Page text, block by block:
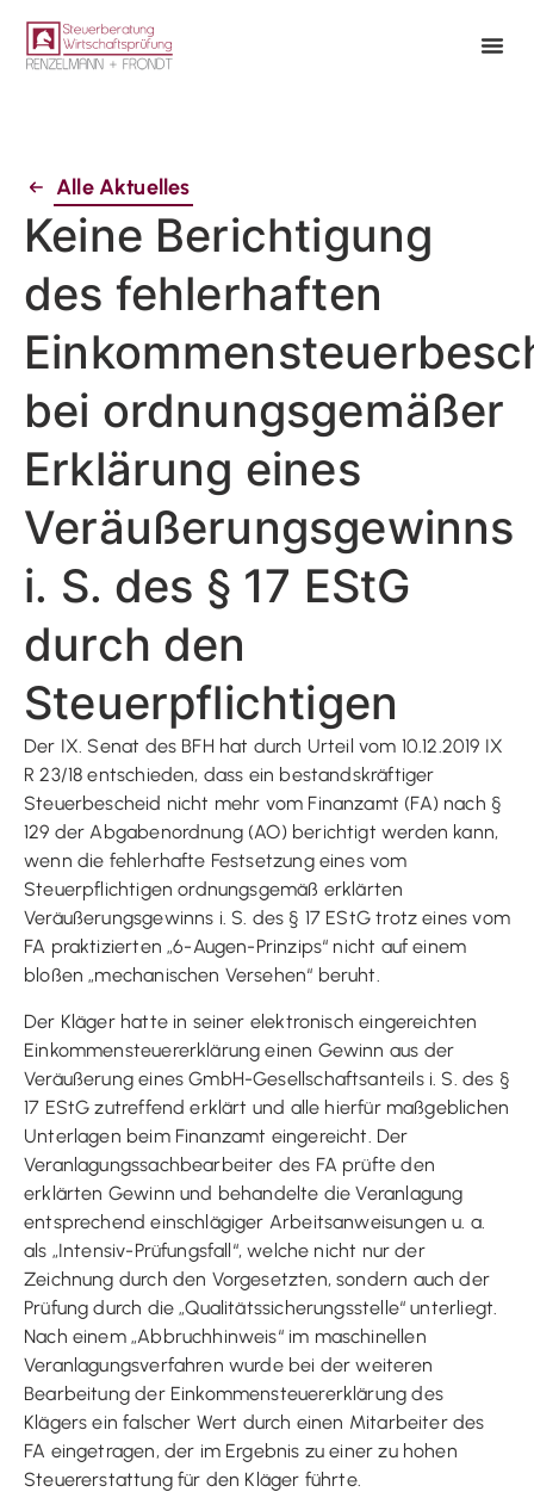
Alle Aktuelles
Keine Berichtigung
des fehlerhaften
bei ordnungsgemäßer
Erklärung eines
Veräußerungsgewinns
i. S. des § 17 EStG
durch den
Steuerpflichtigen
Der IX. Senat des BFH hat durch Urteil vom 10.12.2019 IX
R 23/18 entschieden, dass ein bestandskräftiger
Steuerbescheid nicht mehr vom Finanzamt (FA) nach §
129 der Abgabenordnung (AO) berichtigt werden kann,
wenn die fehlerhafte Festsetzung eines vom
Steuerpflichtigen ordnungsgemäß erklärten
Veräußerungsgewinns i. S. des § 17 EStG trotz eines vom
FA praktizierten „6-Augen-Prinzips“ nicht auf einem
bloßen „mechanischen Versehen“ beruht.
Der Kläger hatte in seiner elektronisch eingereichten
Einkommensteuererklärung einen Gewinn aus der
Veräußerung eines GmbH-Gesellschaftsanteils i. S. des §
17 EStG zutreffend erklärt und alle hierfür maßgeblichen
Unterlagen beim Finanzamt eingereicht. Der
Veranlagungssachbearbeiter des FA prüfte den
erklärten Gewinn und behandelte die Veranlagung
entsprechend einschlägiger Arbeitsanweisungen u. a.
als „Intensiv-Prüfungsfall“, welche nicht nur der
Zeichnung durch den Vorgesetzten, sondern auch der
Prüfung durch die „Qualitätssicherungsstelle“ unterliegt.
Nach einem „Abbruchhinweis“ im maschinellen
Veranlagungsverfahren wurde bei der weiteren
Bearbeitung der Einkommensteuererklärung des
Klägers ein falscher Wert durch einen Mitarbeiter des
FA eingetragen, der im Ergebnis zu einer zu hohen
Steuererstattung für den Kläger führte.